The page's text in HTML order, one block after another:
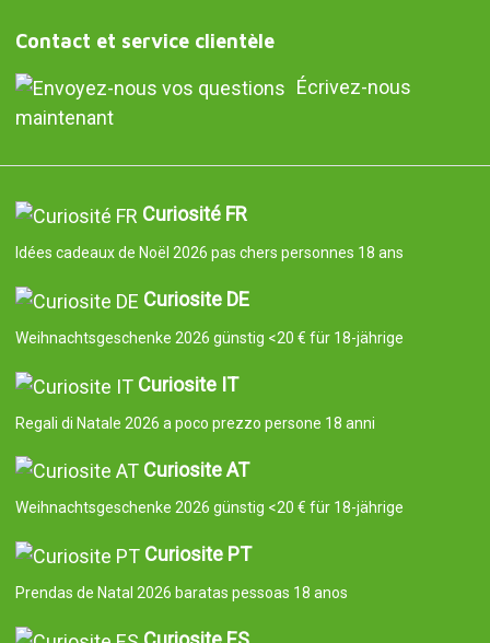
Contact et service clientèle
Écrivez-nous
maintenant
Curiosité FR
Idées cadeaux de Noël 2026 pas chers personnes 18 ans
Curiosite DE
Weihnachtsgeschenke 2026 günstig <20 € für 18-jährige
Curiosite IT
Regali di Natale 2026 a poco prezzo persone 18 anni
Curiosite AT
Weihnachtsgeschenke 2026 günstig <20 € für 18-jährige
Curiosite PT
Prendas de Natal 2026 baratas pessoas 18 anos